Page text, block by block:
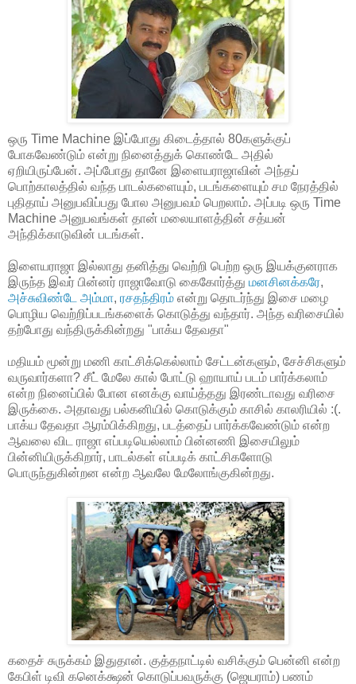
ஒரு Time Machine இப்போது கிடைத்தால் 80களுக்குப்
போகவேண்டும் என்று நினைத்துக் கொண்டே அதில்
ஏறியிருப்பேன். அப்போது தானே இளையராஜாவின் அந்தப்
பொற்காலத்தில் வந்த பாடல்களையும், படங்களையும் சம நேரத்தில்
புதிதாய் அனுபவிப்பது போல அனுபவம் பெறலாம். அப்படி ஒரு Time
Machine அனுபவங்கள் தான் மலையாளத்தின் சத்யன்
அந்திக்காடுவின் படங்கள்.
இளையராஜா இல்லாது தனித்து வெற்றி பெற்ற ஒரு இயக்குனராக
இருந்த இவர் பின்னர் ராஜாவோடு கைகோர்த்து மனசினக்கரே,
அச்சுவிண்டே அம்மா, ரசதந்திரம் என்று தொடர்ந்து இசை மழை
பொழிய வெற்றிப்படங்களைக் கொடுத்து வந்தார். அந்த வரிசையில்
தற்போது வந்திருக்கின்றது "பாக்ய தேவதா"
மதியம் மூன்று மணி காட்சிக்கெல்லாம் சேட்டன்களும், சேச்சிகளும்
வருவார்களா? சீட் மேலே கால் போட்டு ஹாயாய் படம் பார்க்கலாம்
என்ற நினைப்பில் போன எனக்கு வாய்த்தது இரண்டாவது வரிசை
இருக்கை. அதாவது பல்கனியில் கொடுக்கும் காசில் காலரியில் :(.
பாக்ய தேவதா ஆரம்பிக்கிறது, படத்தைப் பார்க்கவேண்டும் என்ற
ஆவலை விட ராஜா எப்படியெல்லாம் பின்னணி இசையிலும்
பின்னியிருக்கிறார், பாடல்கள் எப்படிக் காட்சிகளோடு
பொருந்துகின்றன என்ற ஆவலே மேலோங்குகின்றது.
கதைச் சுருக்கம் இதுதான். குத்தநாட்டில் வசிக்கும் பென்னி என்ற
கேபிள் டிவி கனெக்க்ஷன் கொடுப்பவருக்கு (ஜெயராம்) பணம்